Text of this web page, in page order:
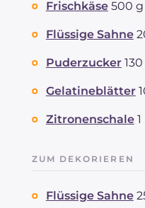
Frischkäse 500 g
Flüssige Sahne
Puderzucker
Gelatineblätter
Zitronenschale 1
ZUM DEKORIEREN
Flüssige Sahne